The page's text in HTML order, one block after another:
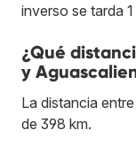
inverso se tarda
¿Qué
y
La distancia
de 398 km.